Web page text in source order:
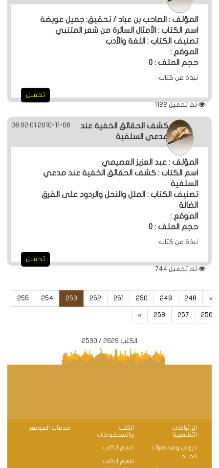
المؤلف : الصاحب بن عباد / تحقيق: جميل عويضة
اسم الكتاب : الأمثال السائرة من شعر المتنبي
تصنيف الكتاب : اللغة والأدب
الموقع :
حجم الملف : 0
نبذة عن كتاب:
تحميل
تم تحميل 1122
2010-11-06 08:02:01
كشف الحقائق الخفية عند
مدعي السلفية
المؤلف : عبد العزيز العصيمي
اسم الكتاب : كشف الحقائق الخفية عند مدعي
السلفية
تصنيف الكتاب : الملل والنحل والردود على الفرق
الضالة
الموقع :
حجم الملف : 0
نبذة عن كتاب:
تحميل
تم تحميل744
«
248
249
250
251
252
253
254
255
256
257
258
»
الكتب 2629 / 2530
الإرتباطات
التشعبية
دروس ومحاضرات
القناة
الكتب
والمخطوطات
قسم الكتب
قسم الكتب
خدمات الموقع